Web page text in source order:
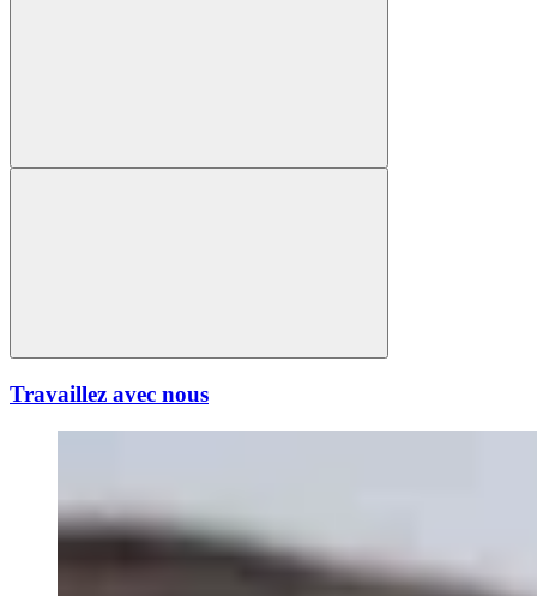
Travaillez avec nous